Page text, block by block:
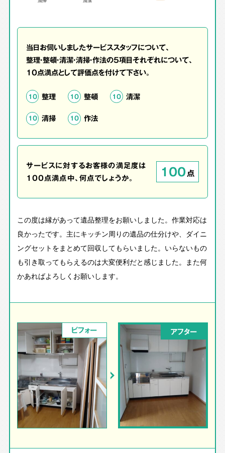
当日お伺いしましたサービススタッフについて、
整理・整頓・清潔・清掃・作法の5項目それぞれについて、
10点満点として評価点を付けて下さい。
10 整理 10 整頓 10 清潔
10 清掃 10 作法
サービスに対するお客様の満足度は
100点満点中、何点でしょうか。
100点
この度は縁があって遺品整理をお願いしました。作業対応は
良かったです。主にキッチン周りの遺品の仕分けや、ダイニ
ングセットをまとめて回収してもらいました。いらないもの
も引き取ってもらえるのは大変便利だと感じました。また何
かあればよろしくお願いします。
ビフォー アフター